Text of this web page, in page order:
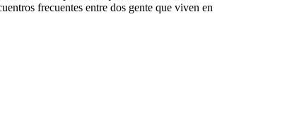
frecuentes entre dos gente que viven en